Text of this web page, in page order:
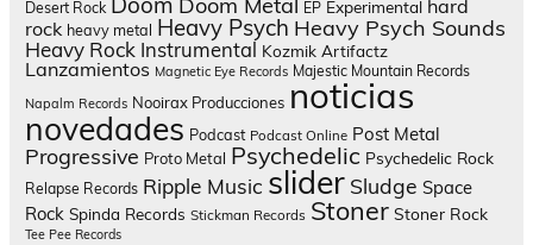
Desert Rock Doom Metal EP Experimental hard
rock heavy metal Heavy Psych Heavy Psych Sounds
Heavy Rock Instrumental Kozmik Artifactz
Lanzamientos Magnetic Eye Records Majestic Mountain Records
Napalm Records Nooirax Producciones noticias
novedades Podcast Podcast Online Post Metal
Progressive Proto Metal Psychedelic Psychedelic Rock
Relapse Records Ripple Music slider Sludge Space
Rock Spinda Records Stickman Records Stoner Stoner Rock
Tee Pee Records